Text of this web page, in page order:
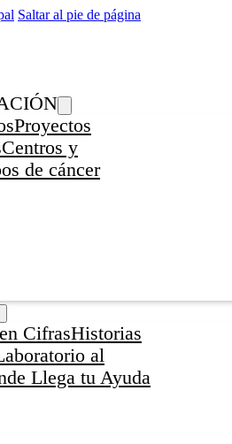
Saltar al pie de página
Proyectos
Centros y
de cáncer
CifrasHistorias
al
Llega tu Ayuda